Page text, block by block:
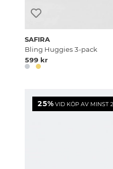
SAFIRA
Bling Huggies 3-pack
599 kr
25% VID KÖP AV MINST 2